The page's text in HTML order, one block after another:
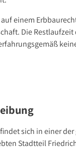
einem
Die
sich in einer
Stadtteil